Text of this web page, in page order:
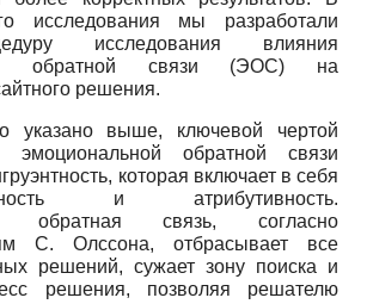
исследования мы разработали
исследования влияния
обратной связи (ЭОС) на
решения.
указано выше, ключевой чертой
эмоциональной обратной связи
которая включает в себя
и атрибутивность.
обратная связь, согласно
С. Олссона, отбрасывает все
решений, сужает зону поиска и
решения, позволяя решателю